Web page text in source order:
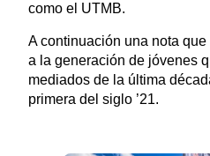
como el UTMB.
A continuación una nota
a la generación de jóvenes
mediados de la última
primera del siglo ’21.